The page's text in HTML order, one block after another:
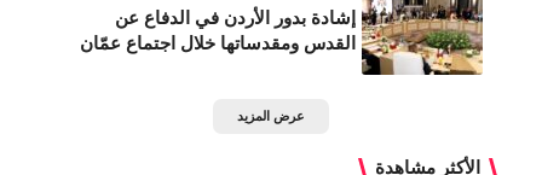
إشادة بدور الأردن في الدفاع عن
القدس ومقدساتها خلال اجتماع عمّان
عرض المزيد
الأكثر مشاهدة